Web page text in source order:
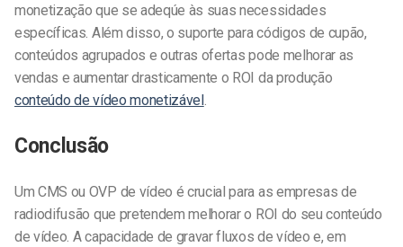
monetização que se adeqúe às suas necessidades
específicas. Além disso, o suporte para códigos de cupão,
conteúdos agrupados e outras ofertas pode melhorar as
vendas e aumentar drasticamente o ROI da produção
conteúdo de vídeo monetizável.
Conclusão
Um CMS ou OVP de vídeo é crucial para as empresas de
radiodifusão que pretendem melhorar o ROI do seu conteúdo
de vídeo. A capacidade de gravar fluxos de vídeo e, em